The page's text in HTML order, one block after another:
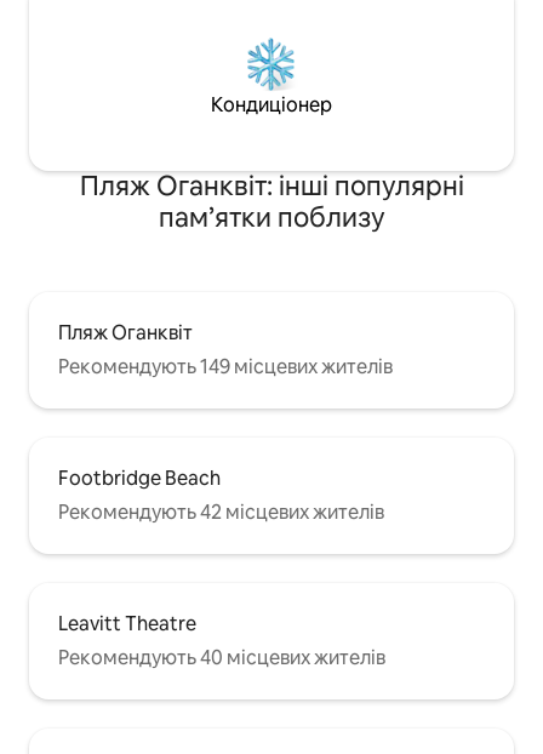
Кондиціонер
Пляж Оганквіт: інші популярні
пам’ятки поблизу
Пляж Оганквіт
Рекомендують 149 місцевих жителів
Footbridge Beach
Рекомендують 42 місцевих жителів
Leavitt Theatre
Рекомендують 40 місцевих жителів